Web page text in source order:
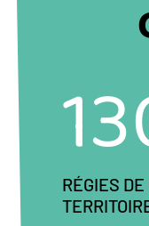
RÉGIES